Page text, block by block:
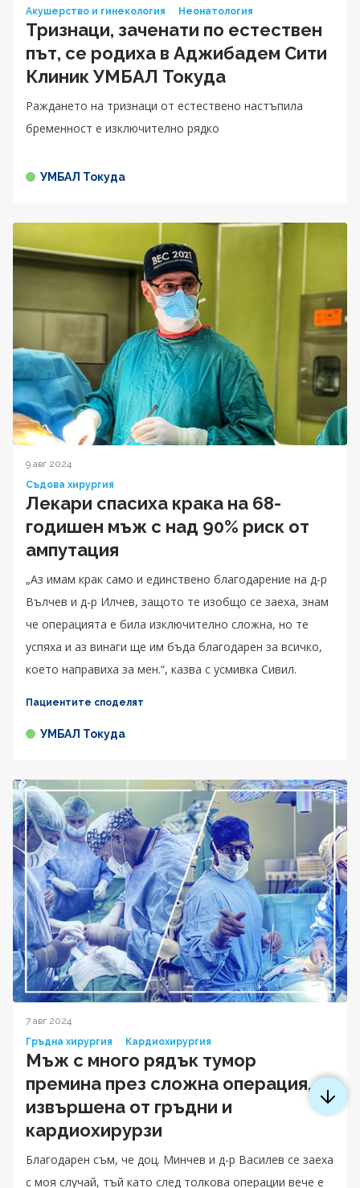
Акушерство и гинекология
Неонатология
Тризнаци, заченати по естествен
път, се родиха в Аджибадем Сити
Клиник УМБАЛ Токуда
Раждането на тризнаци от естествено настъпила
бременност е изключително рядко
УМБАЛ Токуда
9 авг 2024
Съдова хирургия
Лекари спасиха крака на 68-
годишен мъж с над 90% риск от
ампутация
„Аз имам крак само и единствено благодарение на д-р
Вълчев и д-р Илчев, защото те изобщо се заеха, знам
че операцията е била изключително сложна, но те
успяха и аз винаги ще им бъда благодарен за всичко,
което направиха за мен.“, казва с усмивка Сивил.
Пациентите споделят
УМБАЛ Токуда
7 авг 2024
Гръдна хирургия
Кардиохирургия
Мъж с много рядък тумор
премина през сложна операция,
извършена от гръдни и
кардиохирурзи
Благодарен съм, че доц. Минчев и д-р Василев се заеха
с моя случай, тъй като след толкова операции вече е